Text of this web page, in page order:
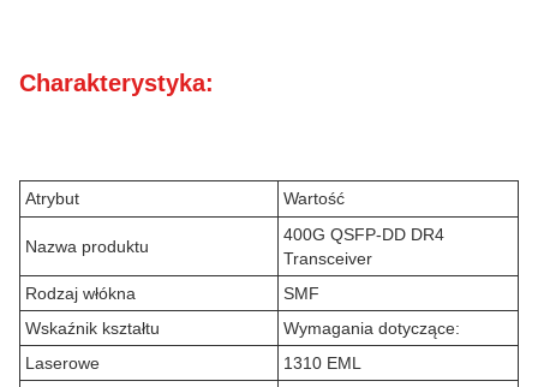
Charakterystyka:
Atrybut Wartość
Nazwa produktu
400G QSFP-DD DR4
Transceiver
Rodzaj włókna
SMF
Wskaźnik kształtu
Wymagania dotyczące:
Laserowe
1310 EML